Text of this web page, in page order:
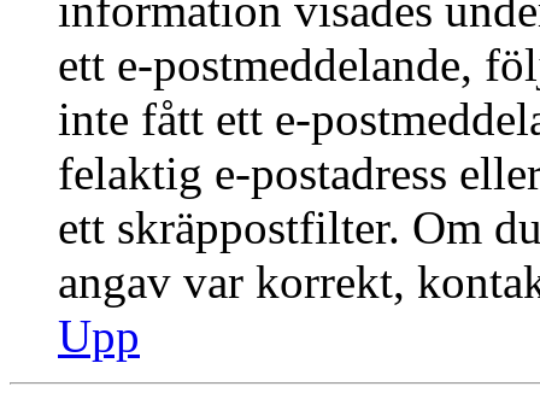
ett e-postmeddelande,
inte fått ett e-
felaktig e-postadress
ett skräppostfilter. Om
angav var korrekt,
Upp